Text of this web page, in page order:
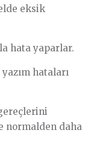
eksik
hata yaparlar.
hataları
normalden daha